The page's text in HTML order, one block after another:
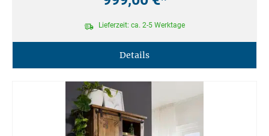
Lieferzeit: ca. 2-5 Werktage
Details